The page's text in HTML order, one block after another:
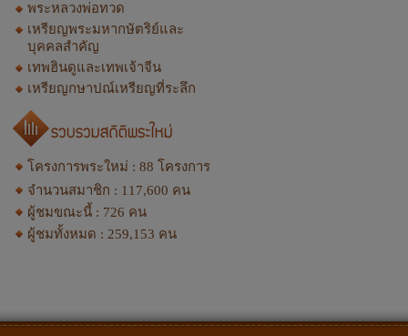
พระหลวงพ่อทวด
เหรียญพระมหากษัตริย์และ
บุคคลสำคัญ
เทพฮินดูและเทพเจ้าจีน
เหรียญกษาปณ์เหรียญที่ระลึก
โครงการพระใหม่ : 88 โครงการ
จำนวนสมาชิก : 117,600 คน
ผู้ชมขณะนี้ : 726 คน
ผู้ชมทั้งหมด : 259,153 คน